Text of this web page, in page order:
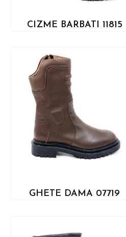
CIZME BARBATI 11815
GHETE DAMA 07719